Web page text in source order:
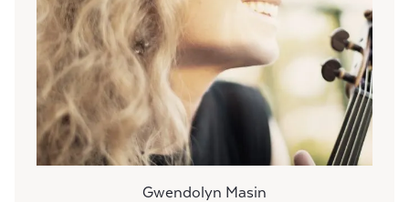
Gwendolyn Masin